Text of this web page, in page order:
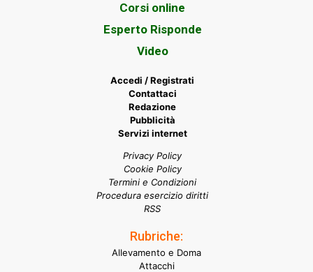
Corsi online
Esperto Risponde
Video
Accedi / Registrati
Contattaci
Redazione
Pubblicità
Servizi internet
Privacy Policy
Cookie Policy
Termini e Condizioni
Procedura esercizio diritti
RSS
Rubriche:
Allevamento e Doma
Attacchi